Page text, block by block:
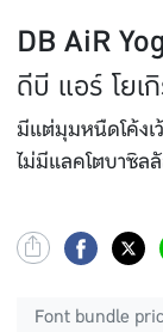
DB AiR
ดีบี แอร์ โยเ
มีแต่มุมหนืดโค้งเ
ไม่มีแลคโตบาซิล
Font bundle